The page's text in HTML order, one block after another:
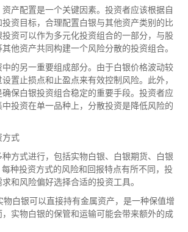
产配置是一个关键因素。投资者应该根据自
资目标，合理配置白银与其他资产类别的比
资可以作为多元化投资组合的一部分，与股
他资产共同构建一个风险分散的投资组合。
的另一重要组成部分。由于白银价格波动较
置止损点和止盈点来有效控制风险。此外，
保白银投资组合稳定的重要手段。投资者应
投资在单一品种上，分散投资是降低风险的
方式
方式进行，包括实物白银、白银期货、白银
种投资方式的风险和回报特点有所不同，投
和风险偏好选择合适的投资工具。
物白银可以直接持有金属资产，是一种保值增
实物白银的保管和运输可能会带来额外的成